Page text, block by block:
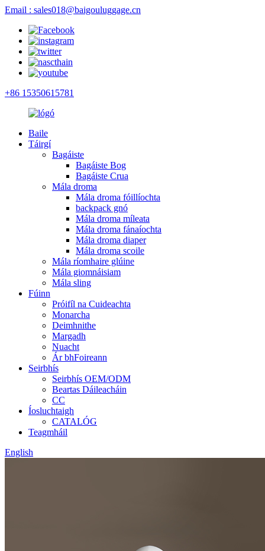
Email : sales018@baigouluggage.cn
+86 15350615781
Baile
Táirgí
Bagáiste
Bagáiste Bog
Bagáiste Crua
Mála droma
Mála droma fóillíochta
backpack gnó
Mála droma míleata
Mála droma fánaíochta
Mála droma diaper
Mála droma scoile
Mála ríomhaire glúine
Mála giomnáisiam
Mála sling
Fúinn
Próifíl na Cuideachta
Monarcha
Deimhnithe
Margadh
Nuacht
Ár bhFoireann
Seirbhís
Seirbhís OEM/ODM
Beartas Dáileacháin
CC
Íosluchtaigh
CATALÓG
Teagmháil
English